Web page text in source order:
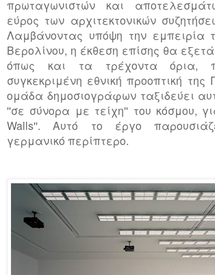
πρωταγωνιστών και
εύρος των αρχιτεκτονικών
Λαμβάνοντας υπόψη την εμπειρία
Βερολίνου, η έκθεση επίσης θα
όπως και τα τρέχοντα όρια,
συγκεκριμένη εθνική προοπτική
ομάδα δημοσιογράφων ταξιδεύει
''σε σύνορα με τείχη'' του κόσμου,
Walls''. Αυτό το έργο
γερμανικό περίπτερο.